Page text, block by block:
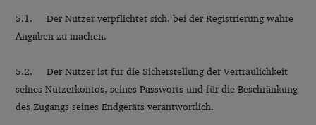
5.1. Der Nutzer verpflichtet sich, bei der Registrierung wahre
Angaben zu machen.
5.2. Der Nutzer ist für die Sicherstellung der Vertraulichkeit
seines Nutzerkontos, seines Passworts und für die Beschränkung
des Zugangs seines Endgeräts verantwortlich.